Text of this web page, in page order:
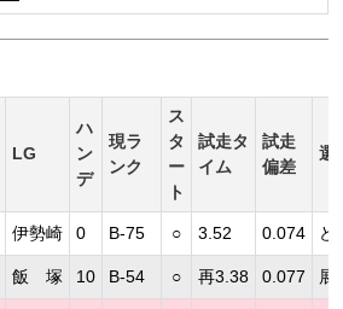
LG
ハ
ン
デ
現ラ
ンク
ス
タ
ー
ト
試走タ
イム
試走
偏差
選
伊勢崎 0 B-75 ○ 3.52 0.074 ど
飯 塚 10 B-54 ○ 再3.38 0.077 展